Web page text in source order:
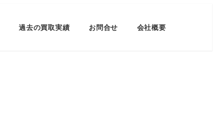
過去の買取実績 お問合せ 会社概要